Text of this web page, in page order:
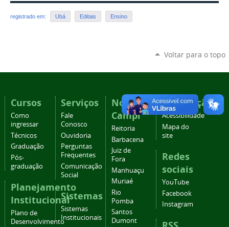
registrado em: Ubá Editais Ensino
Voltar para o topo
Cursos
Como
ingressar
Técnicos
Graduação
Pós-
graduação
Planejamento
Institucional
Plano de
Desenvolvimento
Serviços
Fale
Conosco
Ouvidoria
Perguntas
Frequentes
Comunicação
Social
Sistemas
Sistemas
Institucionais
Nossos
Campi
Reitoria
Barbacena
Juiz de
Fora
Manhuaçu
Muriaé
Rio
Pomba
Santos
Dumont
Navegação
Acessibilidade
Mapa do
site
Redes
sociais
YouTube
Facebook
Instagram